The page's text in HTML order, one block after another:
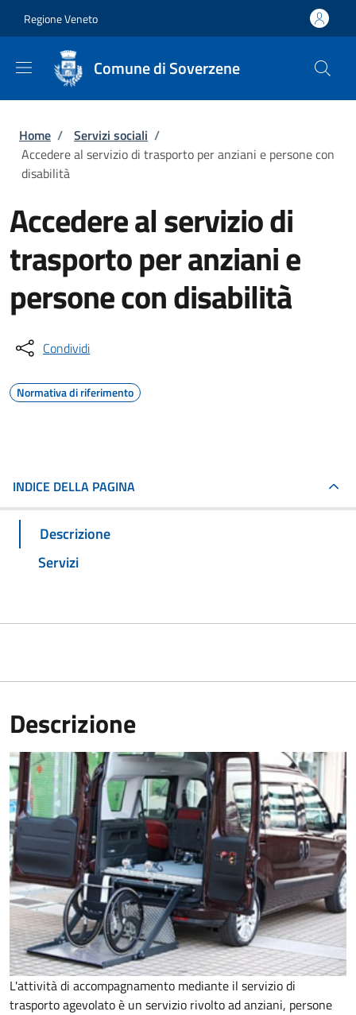
Regione Veneto
Comune di Soverzene
Briciole di pane
Home / Servizi sociali /
Accedere al servizio di trasporto per anziani e persone con
disabilità
Accedere al servizio di
trasporto per anziani e
persone con disabilità
Condividi
Normativa di riferimento
INDICE DELLA PAGINA
Descrizione
Servizi
Descrizione
L'attività di accompagnamento mediante il servizio di
trasporto agevolato è un servizio rivolto ad anziani, persone